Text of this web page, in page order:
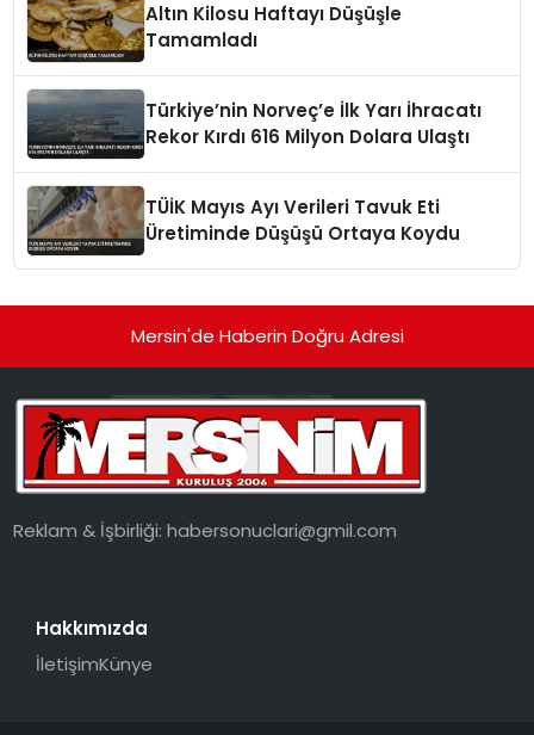
Altın Kilosu Haftayı Düşüşle
Tamamladı
Türkiye’nin Norveç’e İlk Yarı İhracatı
Rekor Kırdı 616 Milyon Dolara Ulaştı
TÜİK Mayıs Ayı Verileri Tavuk Eti
Üretiminde Düşüşü Ortaya Koydu
Mersin'de Haberin Doğru Adresi
Reklam & İşbirliği:habersonuclari@gmil.com
Hakkımızda
İletişimKünye